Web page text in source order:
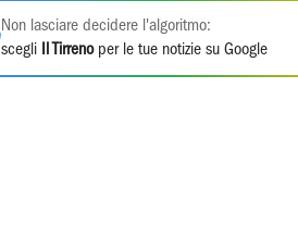
Non lasciare decidere l'algoritmo:
scegli
Il Tirrenoper le tue notizie su Google